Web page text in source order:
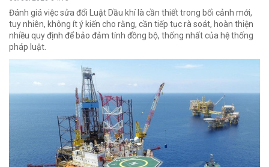
Đánh giá việc sửa đổi Luật Dầu khí là cần thiết trong bối cảnh mới,
tuy nhiên, không ít ý kiến cho rằng, cần tiếp tục rà soát, hoàn thiện
nhiều quy định để bảo đảm tính đồng bộ, thống nhất của hệ thống
pháp luật.